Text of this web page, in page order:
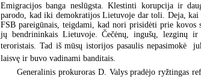
Emigracijos banga neslūgsta. Klestinti korupcija ir
parodo, kad iki demokratijos Lietuvoje dar toli. Deja, kai
FSB pareigūnais, teigdami, kad nori prisidėti prie kovos
jų bendrininkais Lietuvoje. Čečėnų, ingušų, lezginų
teroristais. Tad iš mūsų istorijos pasaulis nepasimokė
laisvę ir buvo vadinami banditais.
Generalinis prokuroras D. Valys pradėjo ryžtingas